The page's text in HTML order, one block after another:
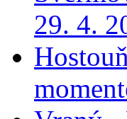
29. 4.